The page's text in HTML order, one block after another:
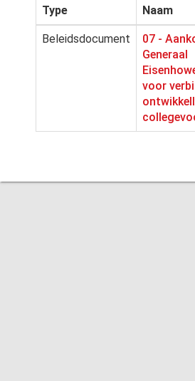
Type Naam
Beleidsdocument
07 -
Generaal
voor